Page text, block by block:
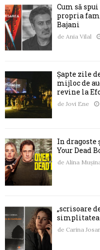
Cum să
propria
Bajani
de Ania Vilal
Șapte zile
mijloc de
revine la
de Jovi Ene
În dragoste
Your Dead
de Alina
„scrisoare
de Carina